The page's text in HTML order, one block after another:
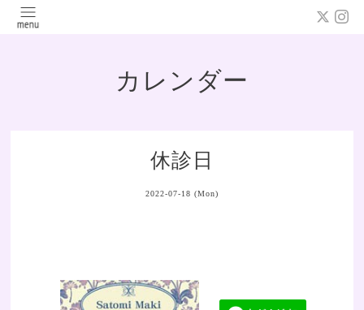
カレンダー
休診日
2022-07-18 (Mon)